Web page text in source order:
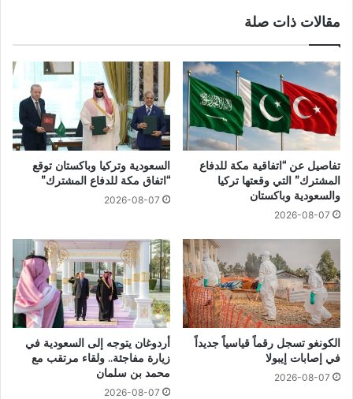
مقالات ذات صلة
تفاصيل عن “اتفاقية مكة للدفاع
المشترك” التي وقعتها تركيا
والسعودية وباكستان
2026-08-07
السعودية وتركيا وباكستان توقع
“اتفاق مكة للدفاع المشترك”
2026-08-07
الكونغو تسجل رقماً قياسياً جديداً
في إصابات إيبولا
2026-08-07
أردوغان يتوجه إلى السعودية في
زيارة مفاجئة.. ولقاء مرتقب مع
محمد بن سلمان
2026-08-07